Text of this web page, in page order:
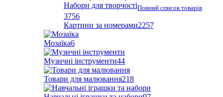
Набори для творчостіПовний список товарів
3756
Картини за номерами2257
Мозаїка6
Музичні інструменти44
Товари для малювання218